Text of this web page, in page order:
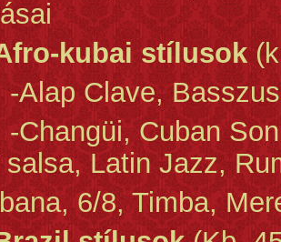
kubai stílusok
Clave, Basszus,
Cuban Son,
salsa, Latin Jazz,
6/8, Timba,